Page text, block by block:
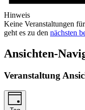
Hinweis
Keine Veranstaltungen
geht es zu den nächsten
Ansichten-
Veranstaltung